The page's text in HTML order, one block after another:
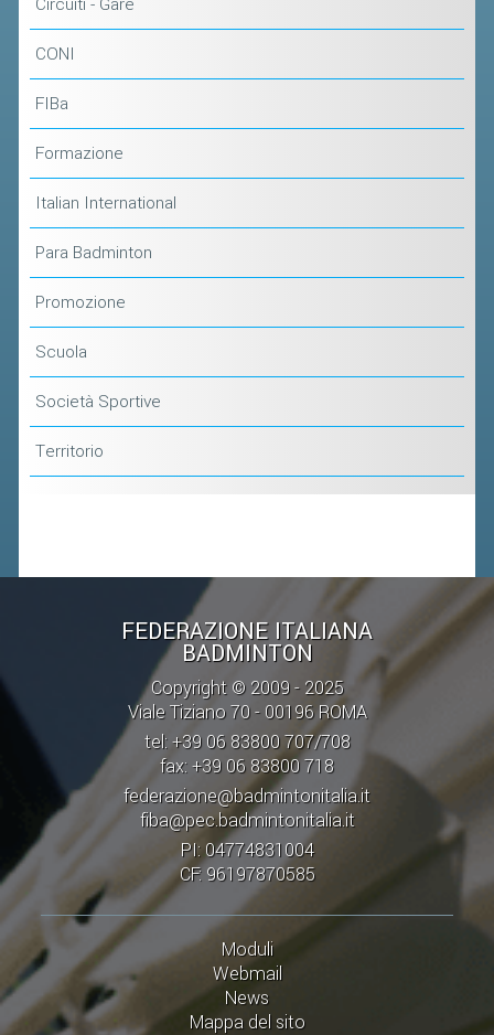
CONI
FIBa
Formazione
Italian International
Para Badminton
Promozione
Scuola
Società Sportive
Territorio
FEDERAZIONE ITALIANA
BADMINTON
Copyright © 2009 - 2025
Viale Tiziano 70 - 00196 ROMA
tel: +39 06 83800 707/708
fax: +39 06 83800 718
federazione@badmintonitalia.it
fiba@pec.badmintonitalia.it
PI: 04774831004
CF: 96197870585
Moduli
Webmail
News
Mappa del sito
MODULI
MANIFESTAZIONI SPORTIVE
REGOLAMENTI
ATLETI D'INTERESSE NAZIONALE
SCHEDE ATLETI
PROMOZIONE
NUOVI GIOCHI DELLA GIOVENTÙ
PROGETTO SHUTTLE TIME
TROFEO CONI
ENTI DI PROMOZIONE SPORTIVA
PROGETTI CONI
PROGETTI SPORT E SALUTE
FORMAZIONE